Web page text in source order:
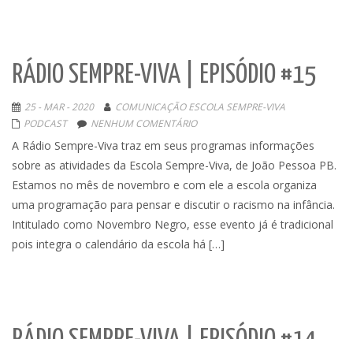
RÁDIO SEMPRE-VIVA | EPISÓDIO #15
25 - MAR - 2020
COMUNICAÇÃO ESCOLA SEMPRE-VIVA
PODCAST
NENHUM COMENTÁRIO
A Rádio Sempre-Viva traz em seus programas informações
sobre as atividades da Escola Sempre-Viva, de João Pessoa PB.
Estamos no mês de novembro e com ele a escola organiza
uma programação para pensar e discutir o racismo na infância.
Intitulado como Novembro Negro, esse evento já é tradicional
pois integra o calendário da escola há […]